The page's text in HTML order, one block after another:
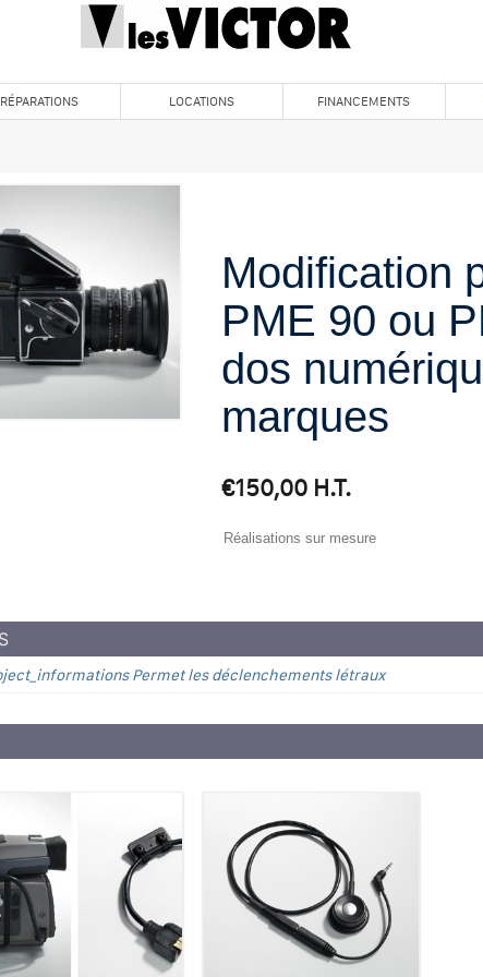
RÉPARATIONS LOCATIONS FINANCEMENTS
Modification
PME 90 ou
dos
marques
€150,00 H.T.
Réalisations sur mesure
Permet les déclenchements létraux